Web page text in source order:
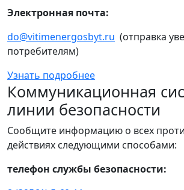
Электронная почта:
do@vitimenergosbyt.ru (отправка
потребителям)
Узнать подробнее
Коммуникационная
линии безопасности
Сообщите информацию о всех
действиях следующими способами:
телефон службы безопасности: